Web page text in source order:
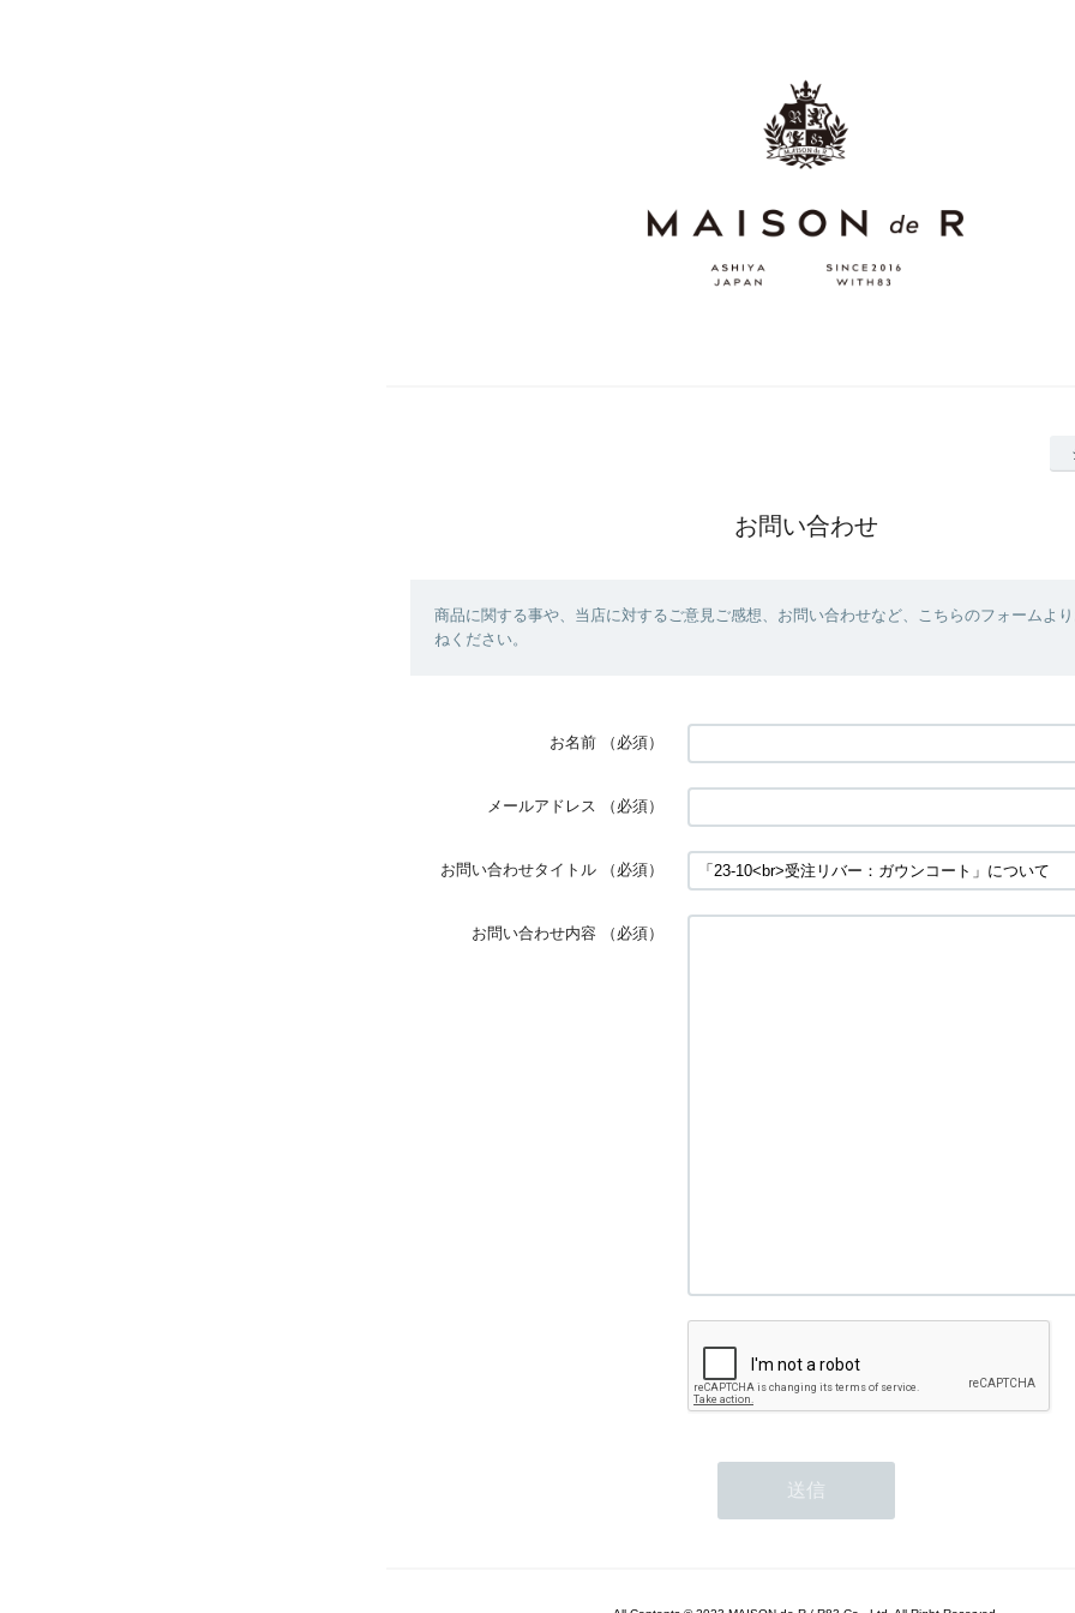
お問い合わせ
商品に関する事や、当店に対するご意見ご感想、お問い合わせなど、こちらのフォームよ
ねください。
お名前 （必須）
メールアドレス （必須）
お問い合わせタイトル （必須）
お問い合わせ内容 （必須）